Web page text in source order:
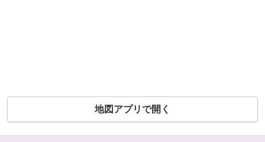
地図アプリで開く